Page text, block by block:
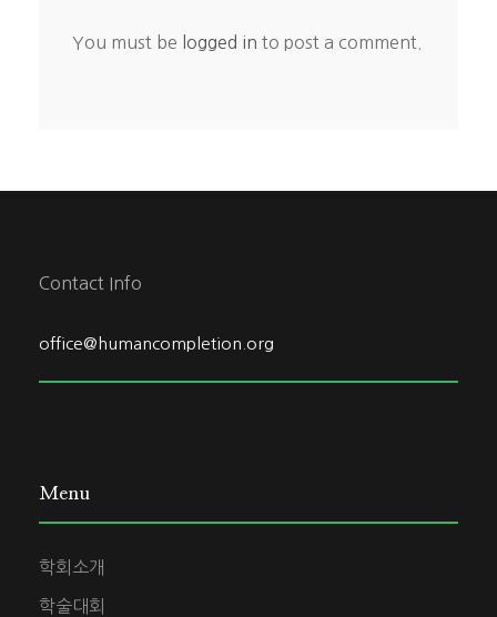
You must be logged in to post a comment.
Contact Info
office@humancompletion.org
Menu
학회소개
학술대회